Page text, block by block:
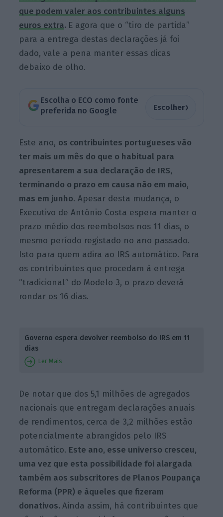
que podem valer aos contribuintes alguns
euros extra. E agora que o “tiro de partida”
para a entrega destas declarações já foi
dado, vale a pena manter essas dicas
debaixo de olho.
Escolha o ECO como fonte
preferida no Google
Escolher›
Este ano, os contribuintes portugueses vão
ter mais um mês do que o habitual para
apresentarem a sua declaração de IRS,
terminando o prazo em causa não em maio,
mas em junho. Apesar desta mudança, o
Executivo de António Costa espera manter o
prazo médio dos reembolsos nos 11 dias, o
mesmo período registado no ano passado.
Isto para quem adira ao IRS automático. Para
os contribuintes que procedam à entrega
“tradicional” do Modelo 3, o prazo deverá
rondar os 16 dias.
Governo espera devolver reembolso do IRS em 11
dias
Ler Mais
De notar que dos 5,1 milhões de agregados
nacionais que entregam declarações anuais
de rendimentos, cerca de 3,2 milhões estão
potencialmente abrangidos pelo IRS
automático. Este ano, esse universo cresceu,
uma vez que esta possibilidade foi alargada
também aos subscritores de Planos Poupança
Reforma (PPR) e àqueles que fizeram
donativos.Ainda assim, há contribuintes que